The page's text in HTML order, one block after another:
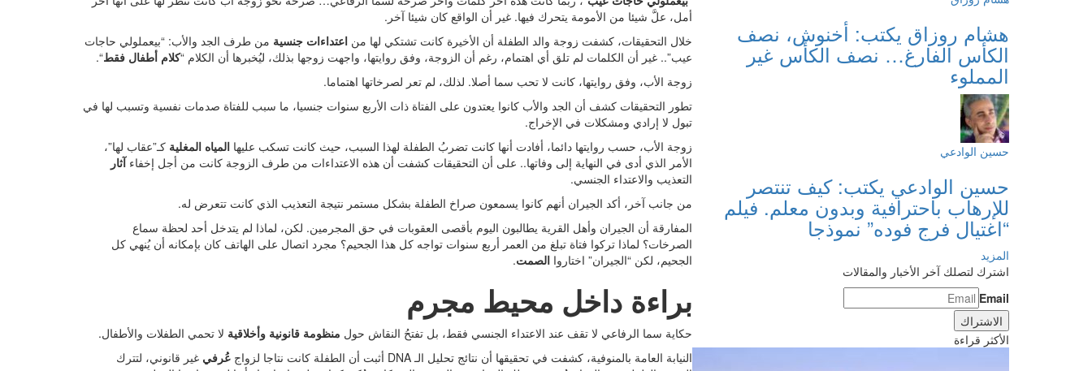
أمل، علَّ شيئا من الأمومة يتحرك فيها. غير أن الواقع كان شيئا آخر.
خلال التحقيقات، كشفت زوجة والد الطفلة أن الأخيرة كانت تشتكي لها من اعتداءات جنسية من طرف الجد والأب: “بيعملولي حاجات
عيب”.. غير أن الكلمات لم تلق أي اهتمام، رغم أن الزوجة، وفق روايتها، واجهت زوجها بذلك، ليُخبرها أن الكلام “كلام أطفال فقط“.
زوجة الأب، وفق روايتها، كانت لا تحب سما أصلا. لذلك، لم تعر لصرخاتها اهتماما.
تطور التحقيقات كشف أن الجد والأب كانوا يعتدون على الفتاة ذات الأربع سنوات جنسيا، ما سبب للفتاة صدمات نفسية وتسبب لها في
تبول لا إرادي ومشكلات في الإخراج.
زوجة الأب، حسب روايتها دائما، أفادت أنها كانت تضربُ الطفلة لهذا السبب، حيث كانت تسكب عليها المياه المغلية كـ”عقاب لها”،
الأمر الذي أدى في النهاية إلى وفاتها.. على أن التحقيقات كشفت أن هذه الاعتداءات من طرف الزوجة كانت من أجل إخفاءآثار
التعذيب والاعتداء الجنسي.
من جانب آخر، أكد الجيران أنهم كانوا يسمعون صراخ الطفلة بشكل مستمر نتيجة التعذيب الذي كانت تتعرض له.
المفارقة أن الجيران وأهل القرية يطالبون اليوم بأقصى العقوبات في حق المجرمين. لكن، لماذا لم يتدخل أحد لحظة سماع
الصرخات؟ لماذا تركوا فتاة تبلغ من العمر أربع سنوات تواجه كل هذا الجحيم؟ مجرد اتصال على الهاتف كان بإمكانه أن يُنهي كل
الجحيم، لكن “الجيران” اختاروا الصمت.
براءة داخل محيط مجرم
حكاية سما الرفاعي لا تقف عند الاعتداء الجنسي فقط، بل تفتحُ النقاش حول منظومة قانونية وأخلاقية لا تحمي الطفلات والأطفال.
النيابة العامة بالمنوفية، كشفت في تحقيقها أن نتائج تحليل الـ DNA أثبت أن الطفلة كانت نتاجا لزواج
عُرفي غير قانوني، لتترك
هشام روزاق يكتب: أخنوش، نصف
الكأس الفارغ… نصف الكأس غير
المملوء
حسين الوادعي
حسين الوادعي يكتب: كيف تنتصر
للإرهاب باحترافية وبدون معلم. فيلم
“اغتيال فرج فوده” نموذجا
المزيد
اشترك لتصلك آخر الأخبار والمقالات
Email
الأكثر قراءة